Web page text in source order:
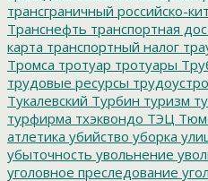
трансграничный российско-
Транснефть транспортная
карта транспортный налог
Тромса тротуар тротуары
трудовые ресурсы
Тукалевский Турбин туризм
турфирма тхэквондо ТЭЦ
атлетика убийство уборка
убыточность увольнение
уголовное преследование